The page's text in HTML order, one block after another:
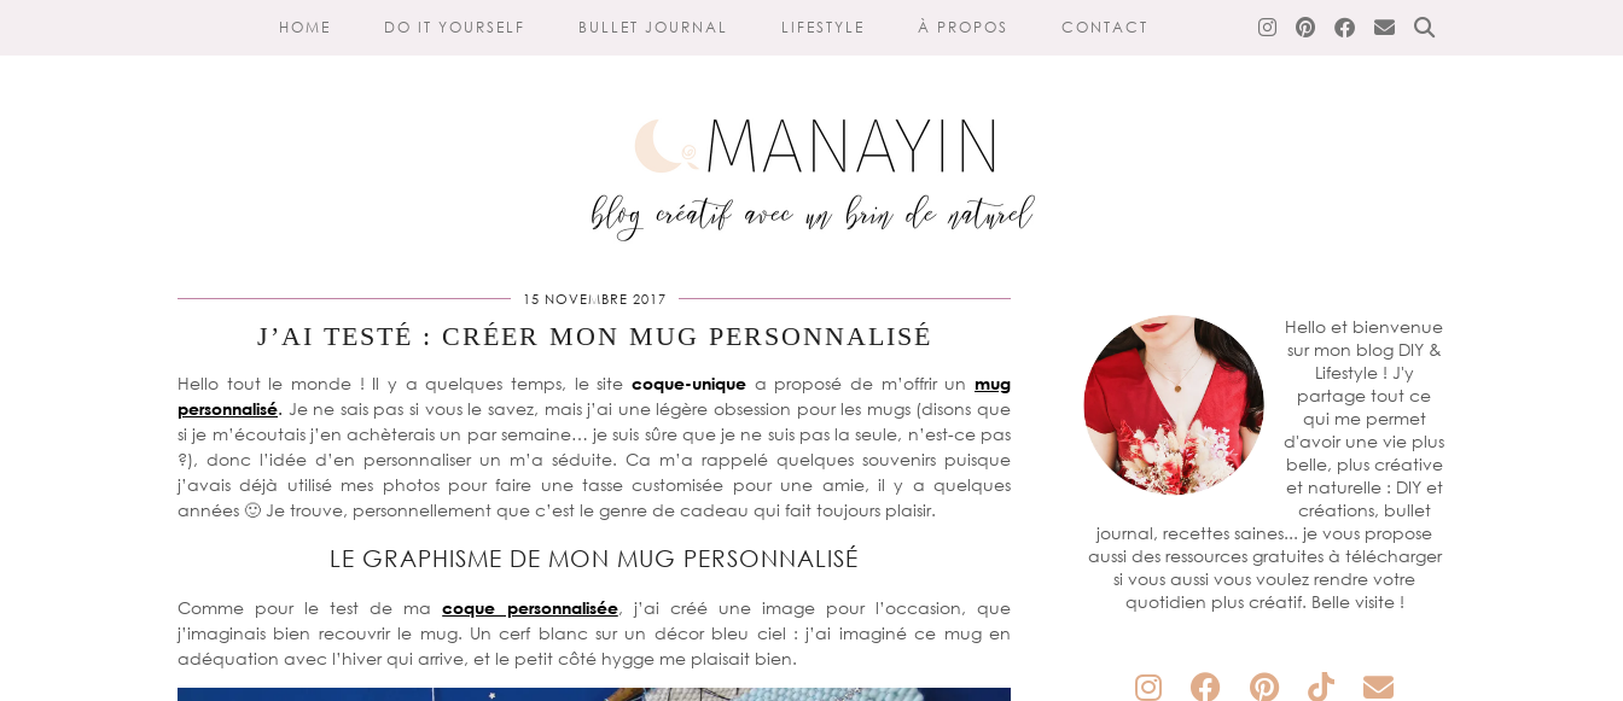
HOME DO IT YOURSELF BULLET JOURNAL LIFESTYLE À PROPOS CONTACT
15 NOVEMBRE 2017
J’AI TESTÉ : CRÉER MON MUG PERSONNALISÉ
Hello tout le monde ! Il y a quelques temps, le site coque-unique a proposé de m’offrir un mug
personnalisé. Je ne sais pas si vous le savez, mais j’ai une légère obsession pour les mugs (disons que
si je m’écoutais j’en achèterais un par semaine… je suis sûre que je ne suis pas la seule, n’est-ce pas
?), donc l’idée d’en personnaliser un m’a séduite. Ca m’a rappelé quelques souvenirs puisque
j’avais déjà utilisé mes photos pour faire une tasse customisée pour une amie, il y a quelques
années 🙂 Je trouve, personnellement que c’est le genre de cadeau qui fait toujours plaisir.
LE GRAPHISME DE MON MUG PERSONNALISÉ
Comme pour le test de macoque personnalisée, j’ai créé une image pour l’occasion, que
j’imaginais bien recouvrir le mug. Un cerf blanc sur un décor bleu ciel : j’ai imaginé ce mug en
adéquation avec l’hiver qui arrive, et le petit côté hygge me plaisait bien.
Hello et bienvenue
sur mon blog DIY &
Lifestyle ! J'y
partage tout ce
qui me permet
d'avoir une vie plus
belle, plus créative
et naturelle : DIY et
créations, bullet
journal, recettes saines... je vous propose
aussi des ressources gratuites à télécharger
si vous aussi vous voulez rendre votre
quotidien plus créatif. Belle visite !